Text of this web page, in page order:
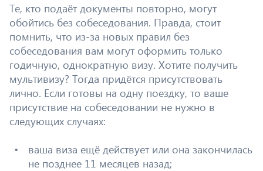
Те, кто подаёт документы повторно, могут
обойтись без собеседования. Правда, стоит
помнить, что из-за новых правил без
собеседования вам могут оформить только
годичную, однократную визу. Хотите получить
мультивизу? Тогда придётся присутствовать
лично. Если готовы на одну поездку, то ваше
присутствие на собеседовании не нужно в
следующих случаях:
ваша виза ещё действует или она закончилась
не позднее 11 месяцев назад;